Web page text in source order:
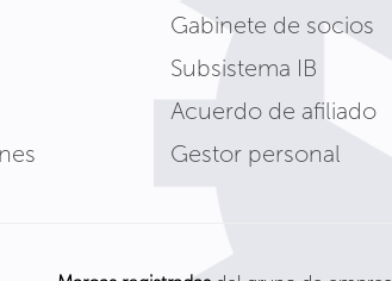
Gabinete de socios
Subsistema IB
Acuerdo de afiliado
Gestor personal